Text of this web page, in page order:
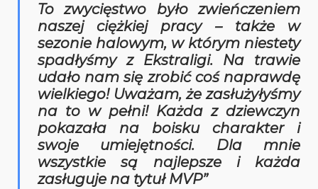
To zwycięstwo było zwieńczeniem
naszej ciężkiej pracy – także w
sezonie halowym, w którym niestety
spadłyśmy z Ekstraligi. Na trawie
udało nam się zrobić coś naprawdę
wielkiego! Uważam, że zasłużyłyśmy
na to w pełni! Każda z dziewczyn
pokazała na boisku charakter i
swoje umiejętności. Dla mnie
wszystkie są najlepsze i każda
zasługuje na tytuł MVP”